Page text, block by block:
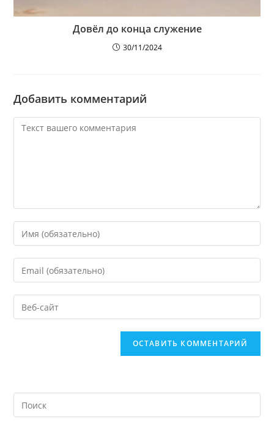
Довёл до конца служение
30/11/2024
Добавить комментарий